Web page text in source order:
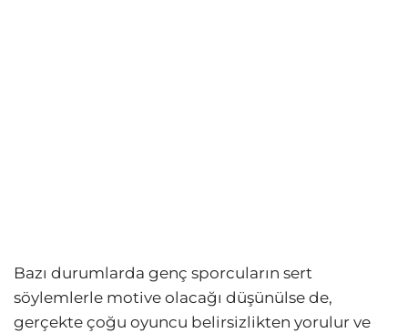
Bazı durumlarda genç sporcuların sert
söylemlerle motive olacağı düşünülse de,
gerçekte çoğu oyuncu belirsizlikten yorulur ve